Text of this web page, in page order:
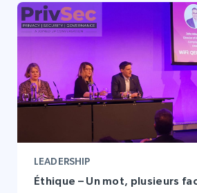
LEADERSHIP
Éthique – Un mot, plusieurs